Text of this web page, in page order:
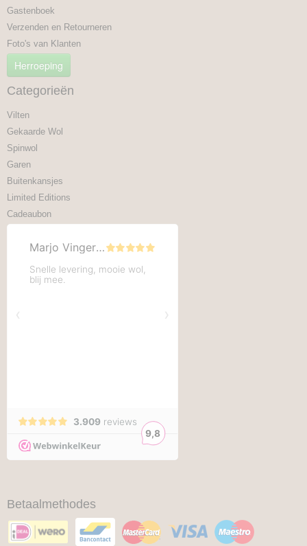
Gastenboek
Verzenden en Retourneren
Foto's van Klanten
Herroeping
Categorieën
Vilten
Gekaarde Wol
Spinwol
Garen
Buitenkansjes
Limited Editions
Cadeaubon
Betaalmethodes